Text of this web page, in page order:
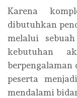
Karena
dibutuhkan
melalui
kebutuhan
peserta
mendalami